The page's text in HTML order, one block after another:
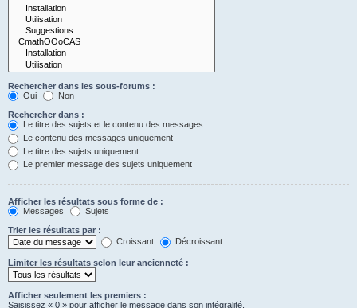
Rechercher dans les sous-forums :
Oui
Non
Rechercher dans :
Le titre des sujets et le contenu des messages
Le contenu des messages uniquement
Le titre des sujets uniquement
Le premier message des sujets uniquement
Afficher les résultats sous forme de :
Messages
Sujets
Trier les résultats par :
Croissant
Décroissant
Limiter les résultats selon leur ancienneté :
Afficher seulement les premiers :
Saisissez « 0 » pour afficher le message dans son intégralité.